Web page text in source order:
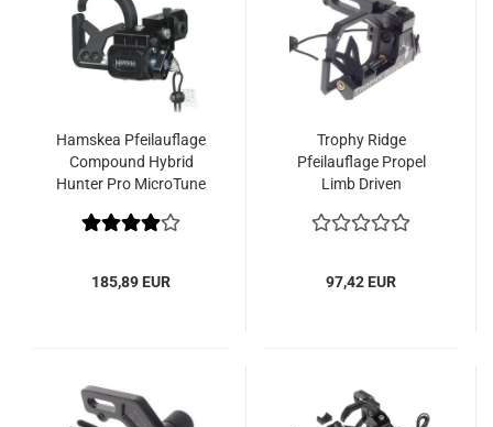
Hamskea Pfeilauflage
Compound Hybrid
Hunter Pro MicroTune
185,89 EUR
Trophy Ridge
Pfeilauflage Propel
Limb Driven
97,42 EUR